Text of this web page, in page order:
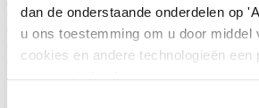
dan de onderstaande onderdelen op
u ons toestemming om u door middel
cookies en andere technologieën een
Terugblik
Exposantenlijst
Plattegrond